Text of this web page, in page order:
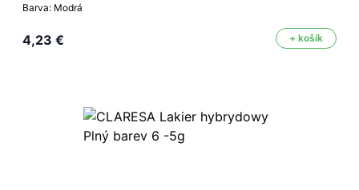
Barva: Modrá
4,23 € + košík